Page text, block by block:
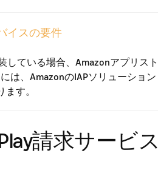
イスの要件
している場合、Amazonアプリスト
は、AmazonのIAPソリューション
す。
請求サービス